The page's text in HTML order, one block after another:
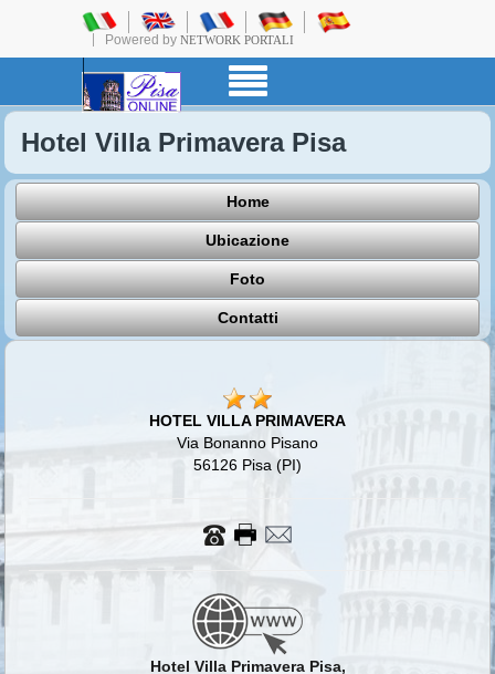
Powered by NETWORK PORTALI
Hotel Villa Primavera Pisa
Home
Ubicazione
Foto
Contatti
HOTEL VILLA PRIMAVERA
Via Bonanno Pisano
56126 Pisa (PI)
Hotel Villa Primavera Pisa,